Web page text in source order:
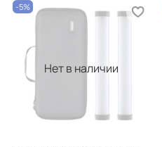
Нет в наличии
-5%